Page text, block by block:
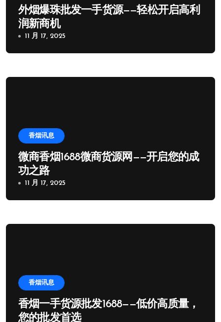
外烟爆珠批发一手货源——轻松开启高利
润新商机
11 月 17, 2025
香烟讯息
微商香烟1688微商货源网——开启您的成
功之路
11 月 17, 2025
香烟讯息
香烟一手货源批发1688——低价高质量，
您的批发首选